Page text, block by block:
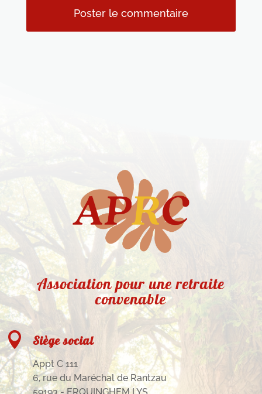
Association pour une retraite
convenable
 Siège social
Appt C 111
6, rue du Maréchal de Rantzau